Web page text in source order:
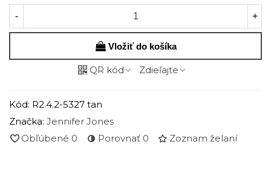
- +
Vložiť do košíka
QR kód Zdieľajte
Kód: R2.4.2-5327 tan
Značka: Jennifer Jones
Obľúbené 0 Porovnať 0 Zoznam želaní